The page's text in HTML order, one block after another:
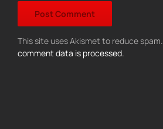
This site uses Akismet to reduce spam.
comment data is processed.